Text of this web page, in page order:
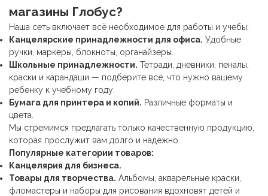
магазины Глобус?
Наша сеть включает всё необходимое для работы и учебы:
Канцелярские принадлежности для офиса. Удобные
ручки, маркеры, блокноты, органайзеры.
Школьные принадлежности. Тетради, дневники, пеналы,
краски и карандаши — подберите всё, что нужно вашему
ребенку к учебному году.
Бумага для принтера и копий. Различные форматы и
цвета.
Мы стремимся предлагать только качественную продукцию,
которая прослужит вам долго и надёжно.
Популярные категории товаров:
Канцелярия для бизнеса.
Товары для творчества. Альбомы, акварельные краски,
фломастеры и наборы для рисования вдохновят детей и